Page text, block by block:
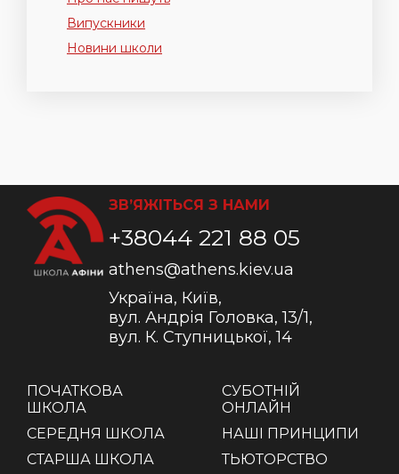
Випускники
Новини школи
ПОЧАТКОВА
ШКОЛА
СЕРЕДНЯ ШКОЛА
СТАРША ШКОЛА
СУБОТНІЙ
ОНЛАЙН
НАШІ ПРИНЦИПИ
ТЬЮТОРСТВО
ЗВ’ЯЖІТЬСЯ З НАМИ
+38044 221 88 05
athens@athens.kiev.ua
Україна, Київ,
вул. Андрія Головка, 13/1,
вул. К. Ступницької, 14